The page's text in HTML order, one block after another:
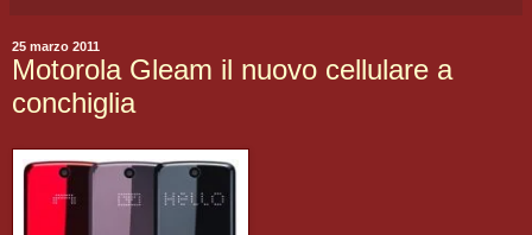
25 marzo 2011
Motorola Gleam il nuovo cellulare a
conchiglia